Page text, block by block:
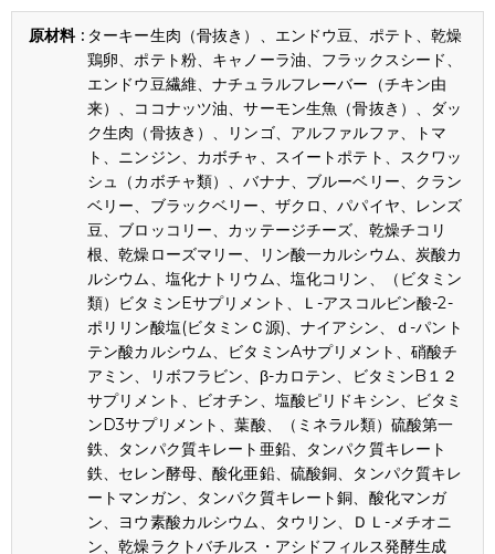
ターキー生肉（骨抜き）、エンドウ豆、ポテト、乾燥
鶏卵、ポテト粉、キャノーラ油、フラックスシード、
エンドウ豆繊維、ナチュラルフレーバー（チキン由
来）、ココナッツ油、サーモン生魚（骨抜き）、ダッ
ク生肉（骨抜き）、リンゴ、アルファルファ、トマ
ト、ニンジン、カボチャ、スイートポテト、スクワッ
シュ（カボチャ類）、バナナ、ブルーベリー、クラン
ベリー、ブラックベリー、ザクロ、パパイヤ、レンズ
豆、ブロッコリー、カッテージチーズ、乾燥チコリ
根、乾燥ローズマリー、リン酸一カルシウム、炭酸カ
ルシウム、塩化ナトリウム、塩化コリン、（ビタミン
類）ビタミンEサプリメント、Ｌ-アスコルビン酸-2-
ポリリン酸塩(ビタミンＣ源)、ナイアシン、ｄ-パント
テン酸カルシウム、ビタミンAサプリメント、硝酸チ
アミン、リボフラビン、β-カロテン、ビタミンB１２
サプリメント、ビオチン、塩酸ピリドキシン、ビタミ
ンD3サプリメント、葉酸、（ミネラル類）硫酸第一
鉄、タンパク質キレート亜鉛、タンパク質キレート
鉄、セレン酵母、酸化亜鉛、硫酸銅、タンパク質キレ
ートマンガン、タンパク質キレート銅、酸化マンガ
ン、ヨウ素酸カルシウム、タウリン、ＤＬ-メチオニ
ン、乾燥ラクトバチルス・アシドフィルス発酵生成